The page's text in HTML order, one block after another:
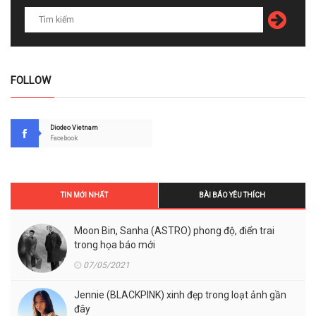
FOLLOW
Diodeo Vietnam
Facebook
TIN MỚI NHẤT BÀI BÁO YÊU THÍCH
Moon Bin, Sanha (ASTRO) phong độ, điển trai
trong họa báo mới
07/05/2021
Jennie (BLACKPINK) xinh đẹp trong loạt ảnh gần
đây